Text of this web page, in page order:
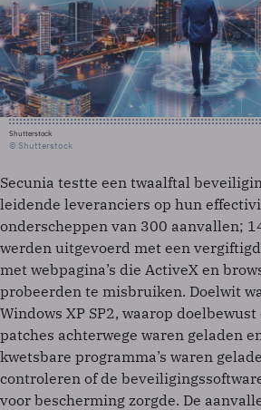
Shutterstock
© Shutterstock
Secunia testte een twaalftal
leidende leveranciers op hun
onderscheppen van 300 aanvallen;
werden uitgevoerd met een
met webpagina’s die ActiveX en
probeerden te misbruiken. Doelwit
Windows XP SP2, waarop
patches achterwege waren geladen
kwetsbare programma’s waren
controleren of de
voor bescherming zorgde. De